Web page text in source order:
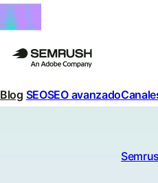
Blog SEOSEO avanzado